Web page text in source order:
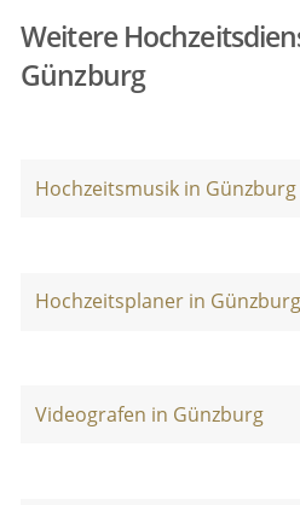
Weitere
Günzburg
Hochzeitsmusik in Günzburg
Hochzeitsplaner in Günzburg
Videografen in Günzburg